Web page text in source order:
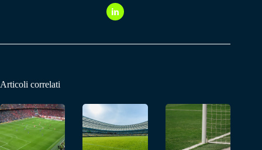
Articoli correlati